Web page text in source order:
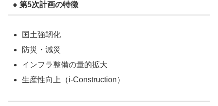
● 第5次計画の特徴
国土強靭化
防災・減災
インフラ整備の量的拡大
生産性向上（i-Construction）